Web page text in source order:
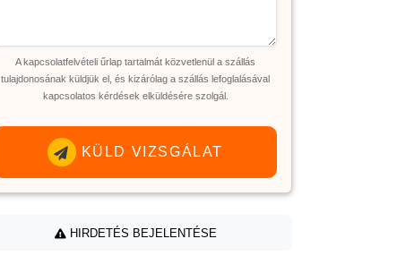
A kapcsolatfelvételi űrlap tartalmát közvetlenül a szállás
tulajdonosának küldjük el, és kizárólag a szállás lefoglalásával
kapcsolatos kérdések elküldésére szolgál.
KÜLD VIZSGÁLAT
HIRDETÉS BEJELENTÉSE